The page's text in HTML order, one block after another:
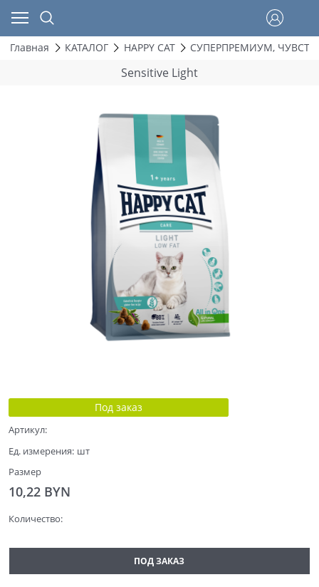
Главная КАТАЛОГ HAPPY CAT СУПЕРПРЕМИУМ,
Sensitive Light
Под заказ
Артикул:
Ед. измерения: шт
Размер
10,22 BYN
Количество:
ПОД ЗАКАЗ